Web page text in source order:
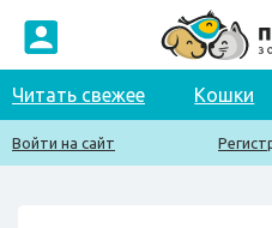
Читать свежее Кошки
Войти на сайт